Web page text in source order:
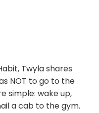
Twyla shares
NOT to go to the
simple: wake up,
a cab to the gym.